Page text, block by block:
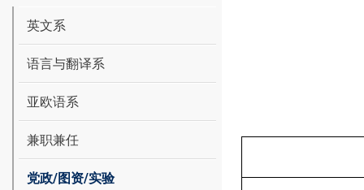
英文系
语言与翻译系
亚欧语系
兼职兼任
党政/图资/实验